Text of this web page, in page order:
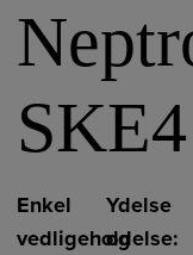
SKE4
Enkel
vedligeholdelse:
Ydelse
og